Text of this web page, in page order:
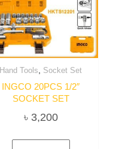
Hand Tools, Socket Set
INGCO 20PCS 1/2″
SOCKET SET
৳ 3,200